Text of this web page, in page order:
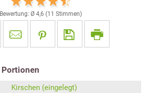
Bewertung: Ø 4,6 (11 Stimmen)
Portionen
Kirschen (eingelegt)